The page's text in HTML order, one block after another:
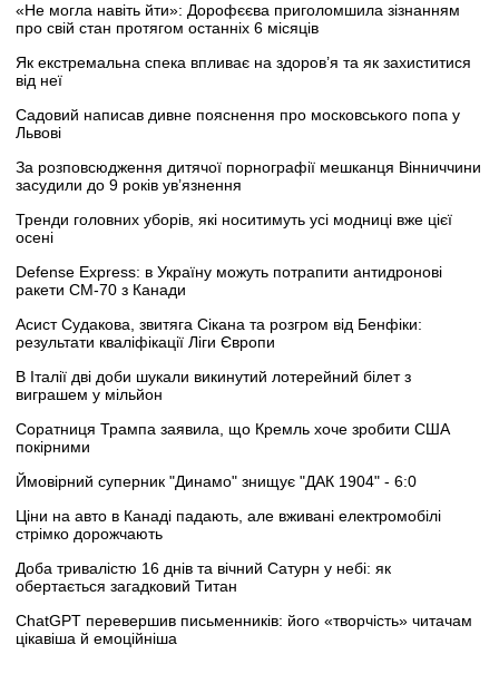
«Не могла навіть йти»: Дорофєєва приголомшила зізнанням
про свій стан протягом останніх 6 місяців
Як екстремальна спека впливає на здоров’я та як захиститися
від неї
Садовий написав дивне пояснення про московського попа у
Львові
За розповсюдження дитячої порнографії мешканця Вінниччини
засудили до 9 років ув’язнення
Тренди головних уборів, які носитимуть усі модниці вже цієї
осені
Defense Express: в Україну можуть потрапити антидронові
ракети CM-70 з Канади
Асист Судакова, звитяга Сікана та розгром від Бенфіки:
результати кваліфікації Ліги Європи
В Італії дві доби шукали викинутий лотерейний білет з
виграшем у мільйон
Соратниця Трампа заявила, що Кремль хоче зробити США
покірними
Ймовірний суперник "Динамо" знищує "ДАК 1904" - 6:0
Ціни на авто в Канаді падають, але вживані електромобілі
стрімко дорожчають
Доба тривалістю 16 днів та вічний Сатурн у небі: як
обертається загадковий Титан
ChatGPT перевершив письменників: його «творчість» читачам
цікавіша й емоційніша